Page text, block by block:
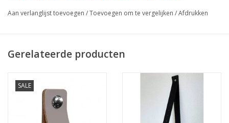
Bout met moer (slotbout) de maat is: 5mm doorsnede x 30mm
werk.
2. Tel er 3 centimeter bij op (dit doet u alleen als u de handgreep
met 2 bouten wilt bevestigen)
3. knip eventueel een stukje papier uit om het zeker te weten.
Aan verlanglijst toevoegen /Toevoegen om te vergelijken /Afdrukken
Gerelateerde producten
SALE